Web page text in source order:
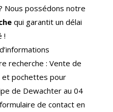
Nous possédons notre
qui garantit un délai
!
recherche : Vente de
et pochettes pour
de Dewachter au 04
de contact en